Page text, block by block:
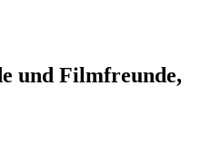
und Filmfreunde,